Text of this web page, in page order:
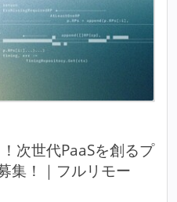
次世代PaaSを創るプ
集！｜フルリモー